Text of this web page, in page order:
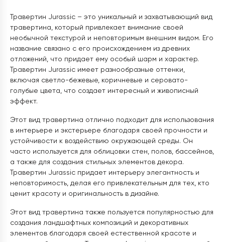
Травертин Jurassic – это уникальный и захватывающий вид
травертина, который привлекает внимание своей
необычной текстурой и неповторимым внешним видом. Его
название связано с его происхождением из древних
отложений, что придает ему особый шарм и характер.
Травертин Jurassic имеет разнообразные оттенки,
включая светло-бежевые, коричневые и серовато-
голубые цвета, что создает интересный и живописный
эффект.
Этот вид травертина отлично подходит для использования
в интерьере и экстерьере благодаря своей прочности и
устойчивости к воздействию окружающей среды. Он
часто используется для облицовки стен, полов, бассейнов,
а также для создания стильных элементов декора.
Травертин Jurassic придает интерьеру элегантность и
неповторимость, делая его привлекательным для тех, кто
ценит красоту и оригинальность в дизайне.
Этот вид травертина также пользуется популярностью для
создания ландшафтных композиций и декоративных
элементов благодаря своей естественной красоте и